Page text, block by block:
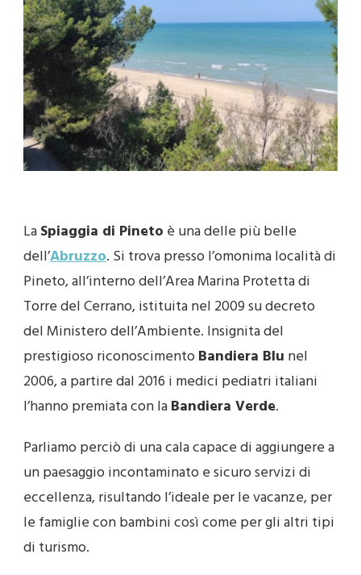
LaSpiaggia di Pineto è una delle più belle
dell’Abruzzo. Si trova presso l’omonima località di
Pineto, all’interno dell’Area Marina Protetta di
Torre del Cerrano, istituita nel 2009 su decreto
del Ministero dell’Ambiente. Insignita del
prestigioso riconoscimentoBandiera Blu nel
2006, a partire dal 2016 i medici pediatri italiani
l’hanno premiata con laBandiera Verde.
Parliamo perciò di una cala capace di aggiungere a
un paesaggio incontaminato e sicuro servizi di
eccellenza, risultando l’ideale per le vacanze, per
le famiglie con bambini così come per gli altri tipi
di turismo.